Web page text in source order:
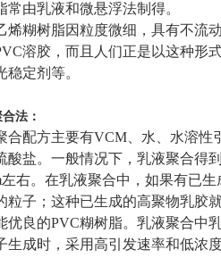
常由乳液和微悬浮法制得。
烯糊树脂因粒度微细，具有不流
溶胶，而且人们正是以这种形
稳定剂等。
法：
合配方主要有VCM、水、水溶性
酸盐。一般情况下，乳液聚合得
左右。在乳液聚合中，如果有已
粒子；这种已生成的高聚物乳胶
优良的PVC糊树脂。乳液聚合中
生成时，采用高引发速率和低浓